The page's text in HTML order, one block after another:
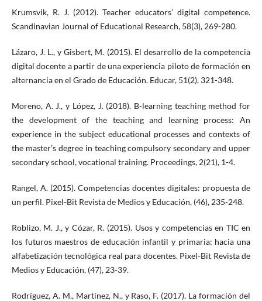
Krumsvik, R. J. (2012). Teacher educators’ digital competence.
Scandinavian Journal of Educational Research, 58(3), 269-280.
Lázaro, J. L., y Gisbert, M. (2015). El desarrollo de la competencia
digital docente a partir de una experiencia piloto de formación en
alternancia en el Grado de Educación. Educar, 51(2), 321-348.
Moreno, A. J., y López, J. (2018). B-learning teaching method for
the development of the teaching and learning process: An
experience in the subject educational processes and contexts of
the master’s degree in teaching compulsory secondary and upper
secondary school, vocational training. Proceedings, 2(21), 1-4.
Rangel, A. (2015). Competencias docentes digitales: propuesta de
un perfil. Pixel-Bit Revista de Medios y Educación, (46), 235-248.
Roblizo, M. J., y Cózar, R. (2015). Usos y competencias en TIC en
los futuros maestros de educación infantil y primaria: hacia una
alfabetización tecnológica real para docentes. Pixel-Bit Revista de
Medios y Educación, (47), 23-39.
Rodríguez, A. M., Martínez, N., y Raso, F. (2017). La formación del